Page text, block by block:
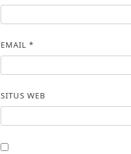
EMAIL*
SITUS WEB